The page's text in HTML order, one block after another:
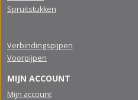
Spruitstukken
Verbindingspijpen
Voorpijpen
MIJN ACCOUNT
Mijn account